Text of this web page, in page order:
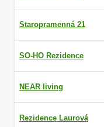
Staropramenná 21
SO-HO Rezidence
NEAR living
Rezidence Laurová